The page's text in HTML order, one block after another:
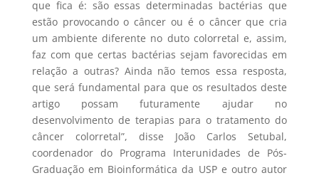
que fica é: são essas determinadas bactérias que
estão provocando o câncer ou é o câncer que cria
um ambiente diferente no duto colorretal e, assim,
faz com que certas bactérias sejam favorecidas em
relação a outras? Ainda não temos essa resposta,
que será fundamental para que os resultados deste
artigo possam futuramente ajudar no
desenvolvimento de terapias para o tratamento do
câncer colorretal”, disse João Carlos Setubal,
coordenador do Programa Interunidades de Pós-
Graduação em Bioinformática da USP e outro autor